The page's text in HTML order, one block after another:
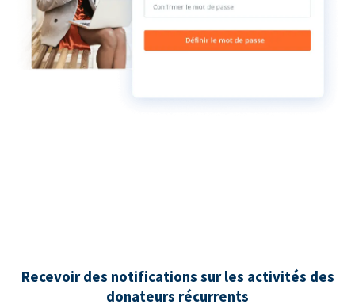
Recevoir des notifications sur les activités des
donateurs récurrents